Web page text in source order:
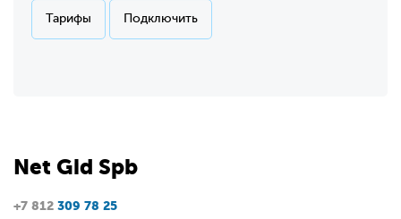
Тарифы Подключить
Net Gid Spb
+7 812 309 78 25